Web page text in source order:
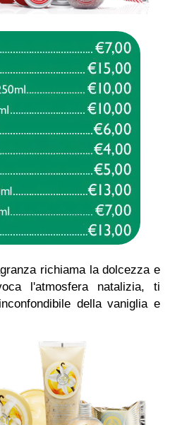
richiama la dolcezza e
l'atmosfera natalizia, ti
della vaniglia e